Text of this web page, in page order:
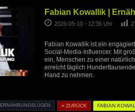
Fabian Kowallik |
2026-05-10 - 12:36 Uhr
Fabian Kowallik ist ein
Social-Media-Influencer. Mit
ein, Menschen zu einer
erreicht täglich
Hand zu nehmen.
ERNÄHRUNGSLÜGEN « ZURÜCK FABIAN